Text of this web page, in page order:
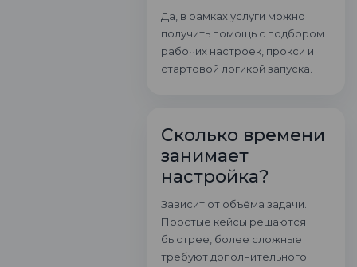
Да, в рамках услуги можно
получить помощь с подбором
рабочих настроек, прокси и
стартовой логикой запуска.
Сколько времени
занимает
настройка?
Зависит от объёма задачи.
Простые кейсы решаются
быстрее, более сложные
требуют дополнительного